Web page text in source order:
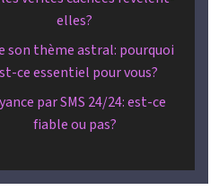
elles?
son thème astral: pourquoi
ce essentiel pour vous?
par SMS 24/24: est-ce
fiable ou pas?